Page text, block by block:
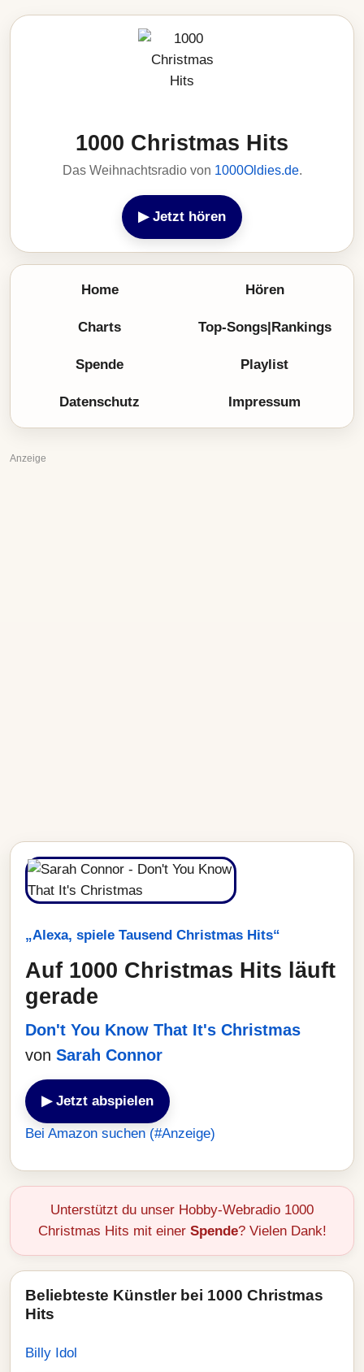
1000 Christmas Hits
Das Weihnachtsradio von 1000Oldies.de.
▶ Jetzt hören
Home Hören
Charts Top-Songs|Rankings
Spende Playlist
Datenschutz Impressum
Anzeige
„Alexa, spiele Tausend Christmas Hits“
Auf 1000 Christmas Hits läuft
gerade
Don't You Know That It's Christmas
von Sarah Connor
▶ Jetzt abspielen
Bei Amazon suchen (#Anzeige)
Unterstützt du unser Hobby-Webradio 1000
Christmas Hits mit einer Spende? Vielen Dank!
Beliebteste Künstler bei 1000 Christmas
Hits
Billy Idol